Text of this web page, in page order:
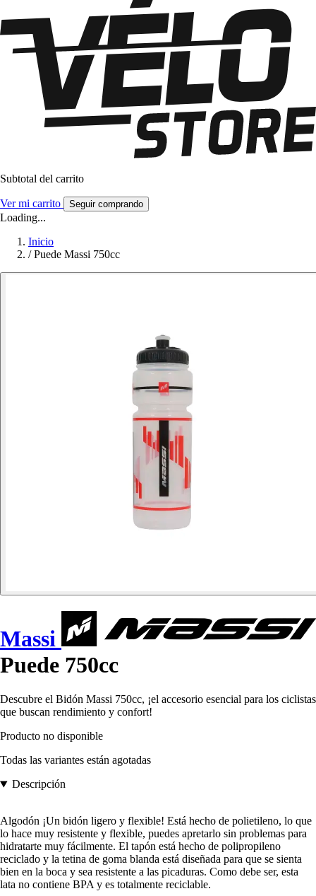
Subtotal del carrito
Ver mi carrito Seguir comprando
Loading...
Inicio
/ Puede Massi 750cc
Massi
Puede 750cc
Descubre el Bidón Massi 750cc, ¡el accesorio esencial para los ciclistas
que buscan rendimiento y confort!
Producto no disponible
Todas las variantes están agotadas
Descripción
Algodón ¡Un bidón ligero y flexible! Está hecho de polietileno, lo que
lo hace muy resistente y flexible, puedes apretarlo sin problemas para
hidratarte muy fácilmente. El tapón está hecho de polipropileno
reciclado y la tetina de goma blanda está diseñada para que se sienta
bien en la boca y sea resistente a las picaduras. Como debe ser, esta
lata no contiene BPA y es totalmente reciclable.